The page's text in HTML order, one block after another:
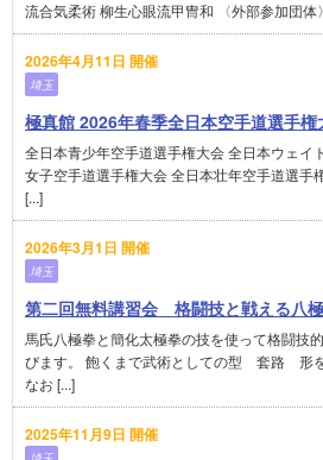
流合気柔術 柳生心眼流甲冑和 〈外部参加団体
2026年4月11日 開催
埼玉
極真館 2026年春季全日本空手道選手権
全日本青少年空手道選手権大会 全日本ウェイ
女子空手道選手権大会 全日本壮年空手道選手
[...]
2026年3月1日 開催
埼玉
第二回無料講習会 格闘技と戦える八
馬氏八極拳と簡化太極拳の技を使って格闘技
びます。 飽くまで武術としての型 套路 形を
なお [...]
2025年11月9日 開催